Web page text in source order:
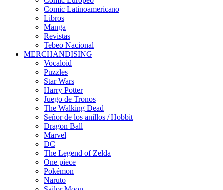
Comic Latinoamericano
Libros
Manga
Revistas
Tebeo Nacional
MERCHANDISING
Vocaloid
Puzzles
Star Wars
Harry Potter
Juego de Tronos
The Walking Dead
Señor de los anillos / Hobbit
Dragon Ball
Marvel
DC
The Legend of Zelda
One piece
Pokémon
Naruto